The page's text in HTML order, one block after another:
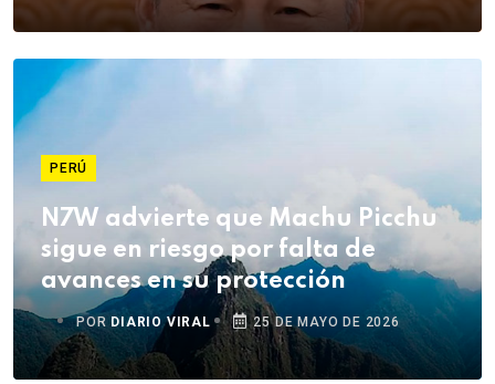
PERÚ
N7W advierte que Machu Picchu
sigue en riesgo por falta de
avances en su protección
POR DIARIO VIRAL 25 DE MAYO DE 2026